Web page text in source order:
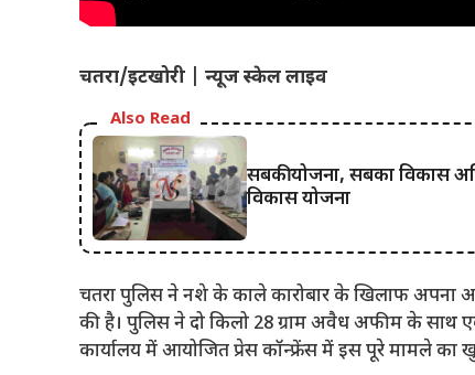
चतरा/इटखोरी | न्यूज स्केल लाइव
Also Read
सबकी योजना, सबका विकास
विकास योजना
चतरा पुलिस ने नशे के काले कारोबार के खिलाफ अपना
की है। पुलिस ने दो किलो 28 ग्राम अवैध अफीम के साथ
कार्यालय में आयोजित प्रेस कॉन्फ्रेंस में इस पूरे मामले का